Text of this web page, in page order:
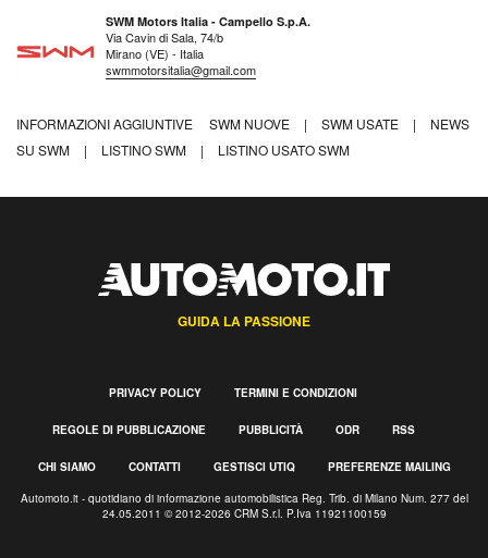
SWM Motors Italia - Campello S.p.A.
Via Cavin di Sala, 74/b
Mirano (VE) - Italia
swmmotorsitalia@gmail.com
INFORMAZIONI AGGIUNTIVE SWM NUOVE | SWM USATE |
NEWS
SU SWM
| LISTINO SWM | LISTINO USATO SWM
GUIDA LA PASSIONE
PRIVACY POLICY TERMINI E CONDIZIONI
REGOLE DI PUBBLICAZIONE PUBBLICITÀ ODR RSS
CHI SIAMO CONTATTI GESTISCI UTIQ PREFERENZE MAILING
Automoto.it - quotidiano di informazione automobilistica Reg. Trib. di Milano Num. 277 del
24.05.2011 © 2012-2026 CRM S.r.l. P.Iva 11921100159